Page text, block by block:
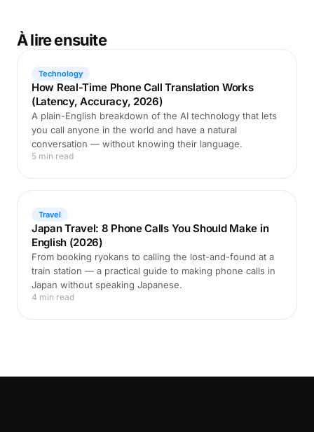
À lire ensuite
Technology
How Real-Time Phone Call Translation Works
(Latency, Accuracy, 2026)
A plain-English breakdown of the AI technology that lets
you call anyone in the world and have a natural
conversation — without knowing their language.
5 min read
Travel
Japan Travel: 8 Phone Calls You Should Make in
English (2026)
From booking ryokans to calling the lost-and-found at a
train station — a practical guide to making phone calls in
Japan without speaking Japanese.
4 min read